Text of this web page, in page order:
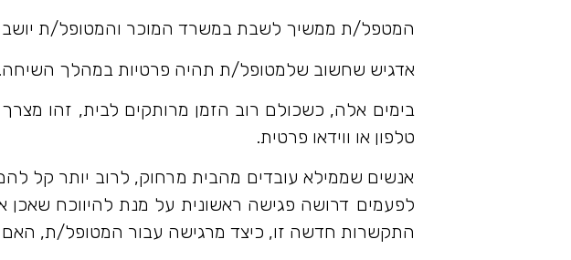
המטפל/ת ממשיך לשבת במשרד המוכר והמטופל/ת
אדגיש שחשוב שלמטופל/ת תהיה פרטיות במהלך השיחה.
בימים אלה, כשכולם רוב הזמן מרותקים לבית, זהו
טלפון או ווידאו פרטית.
אנשים שממילא עובדים מהבית מרחוק, לרוב יותר קל
לפעמים דרושה פגישה ראשונית על מנת להיווכח
התקשרות חדשה זו, כיצד מרגישה עבור המטופל/ת,